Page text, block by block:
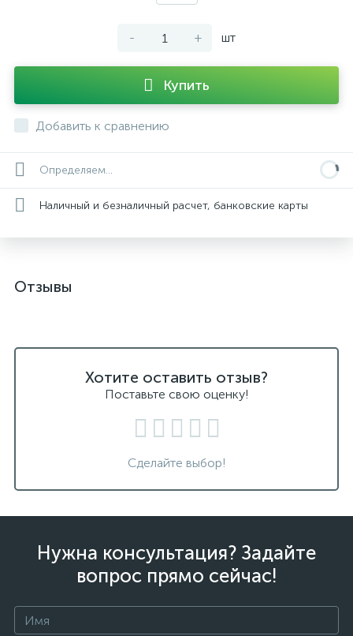
- + шт
Купить
Добавить к сравнению
Определяем...
Наличный и безналичный расчет, банковские карты
Отзывы
Хотите оставить отзыв?
Поставьте свою оценку!
Сделайте выбор!
Нужна консультация? Задайте
вопрос прямо сейчас!